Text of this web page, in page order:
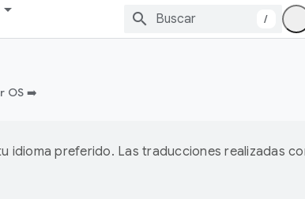
/
OS ➡️
preferido. Las traducciones realizadas